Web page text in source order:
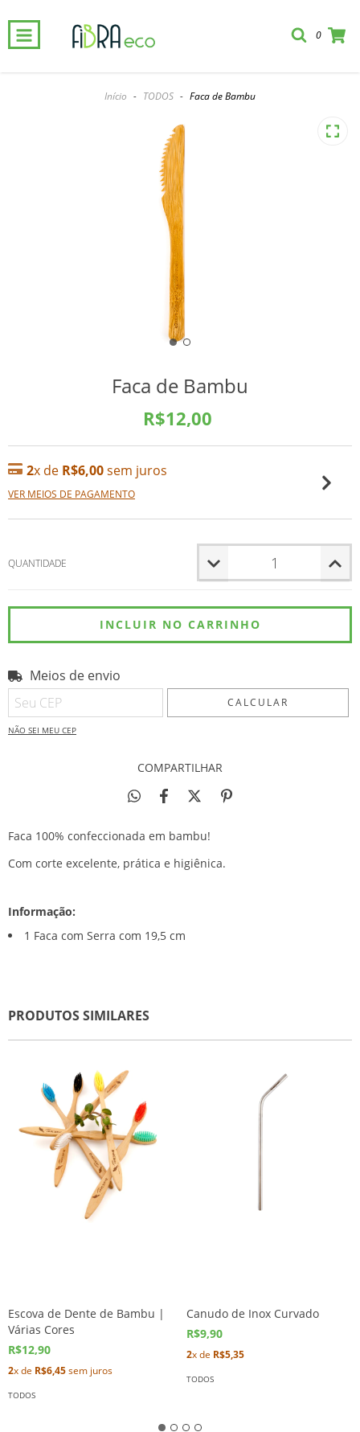
0
Início - TODOS - Faca de Bambu
Faca de Bambu
R$12,00
2x de R$6,00sem juros
VER MEIOS DE PAGAMENTO
QUANTIDADE
Entregas para o CEP:
Meios de envio
CALCULAR
NÃO SEI MEU CEP
COMPARTILHAR
Faca 100% confeccionada em bambu!
Com corte excelente, prática e higiênica.
Informação:
1 Faca com Serra com 19,5 cm
PRODUTOS SIMILARES
Escova de Dente de Bambu |
Várias Cores
R$12,90
2x de R$6,45sem juros
TODOS
Canudo de Inox Curvado
R$9,90
2x de R$5,35
TODOS